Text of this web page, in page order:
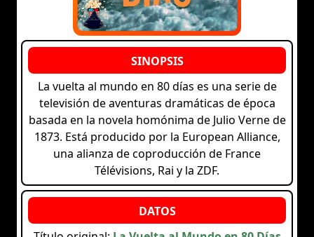
La vuelta al mundo en 80 días es una serie de
televisión de aventuras dramáticas de época
basada en la novela homónima de Julio Verne de
1873. Está producido por la European Alliance,
una alianza de coproducción de France
Télévisions, Rai y la ZDF.